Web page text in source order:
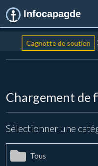
Infocapagde
Cagnotte de soutien
Chargement de
Sélectionner une
Tous